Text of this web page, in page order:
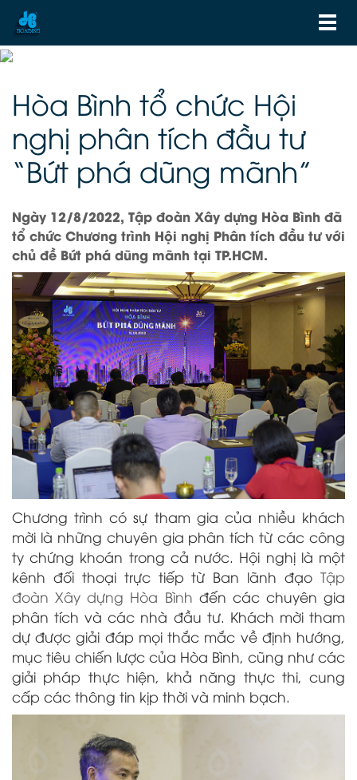
Hòa Bình tổ chức Hội
nghị phân tích đầu tư
“Bứt phá dũng mãnh”
Ngày 12/8/2022, Tập đoàn Xây dựng Hòa Bình đã
tổ chức Chương trình Hội nghị Phân tích đầu tư với
chủ đề Bứt phá dũng mãnh tại TP.HCM.
Chương trình có sự tham gia của nhiều khách
mời là những chuyên gia phân tích từ các công
ty chứng khoán trong cả nước. Hội nghị là một
kênh đối thoại trực tiếp từ Ban lãnh đạo Tập
đoàn Xây dựng Hòa Bình đến các chuyên gia
phân tích và các nhà đầu tư. Khách mời tham
dự được giải đáp mọi thắc mắc về định hướng,
mục tiêu chiến lược của Hòa Bình, cũng như các
giải pháp thực hiện, khả năng thực thi, cung
cấp các thông tin kịp thời và minh bạch.